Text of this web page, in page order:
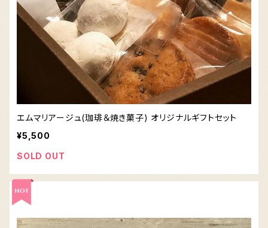
エムマリアージュ(珈琲＆焼き菓子) オリジナルギフトセット
¥5,500
SOLD OUT